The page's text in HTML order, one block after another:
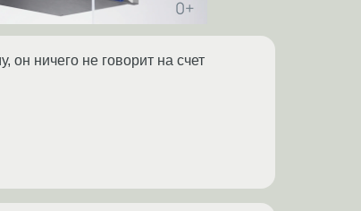
ничего не говорит на счет